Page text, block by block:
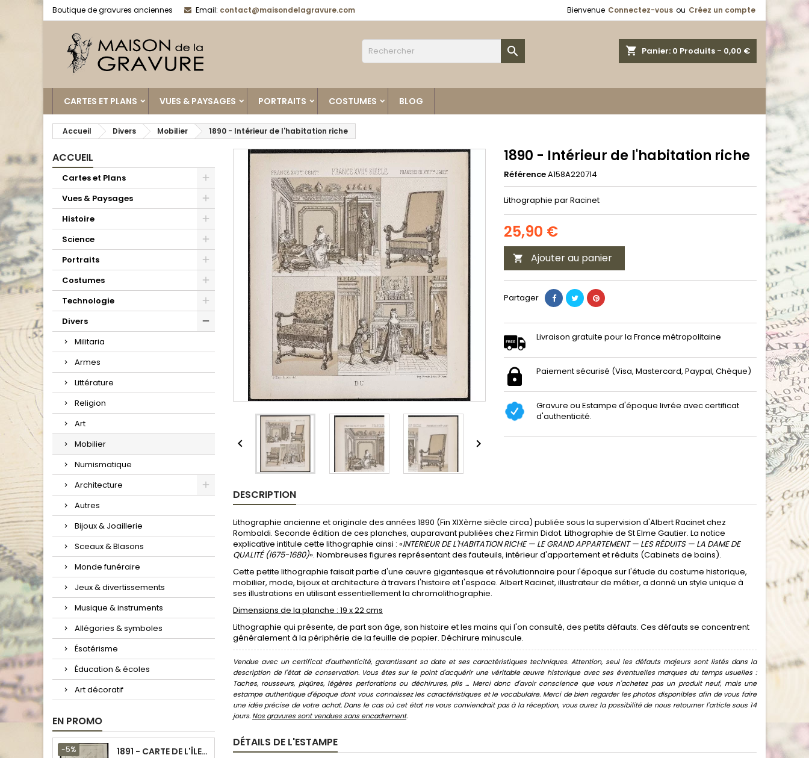
Boutique de gravures anciennes Email: contact@maisondelagravure.com Bienvenue Connectez-vous ou Créez un compte
shopping_cart Panier: 0 Produits - 0,00 €

CARTES ET PLANS VUES & PAYSAGES PORTRAITS COSTUMES BLOG
Accueil Divers Mobilier 1890 - Intérieur de l'habitation riche
ACCUEIL
Cartes et Plans
Vues & Paysages
Histoire
Science
Portraits
Costumes
Technologie
Divers
Militaria
Armes
Littérature
Religion
Art
Mobilier
Numismatique
Architecture
Autres
Bijoux & Joaillerie
Sceaux & Blasons
Monde funéraire
Jeux & divertissements
Musique & instruments
Allégories & symboles
Ésotérisme
Éducation & écoles
Art décoratif
EN PROMO
-5% 1891 - CARTE DE L'ÎLE DE BORNÉO
 
1890 - Intérieur de l'habitation riche
RéférenceA158A220714
Lithographie par Racinet
25,90 €
 Ajouter au panier
Partager
Livraison gratuite pour la France métropolitaine
Paiement sécurisé (Visa, Mastercard, Paypal, Chèque)
Gravure ou Estampe d'époque livrée avec certificat
d'authenticité.
DESCRIPTION
Lithographie ancienne et originale des années 1890 (Fin XIXème siècle circa) publiée sous la supervision d'Albert Racinet chez
Rombaldi. Seconde édition de ces planches, auparavant publiées chez Firmin Didot. Lithographie de St Elme Gautier. La notice
explicative intitule cette lithographie ainsi : «INTERIEUR DE L'HABITATION RICHE — LE GRAND APPARTEMENT — LES RÉDUITS — LA DAME DE
QUALITÉ (l675-1680)». Nombreuses figures représentant des fauteuils, intérieur d'appartement et réduits (Cabinets de bains).
Cette petite lithographie faisait partie d'une œuvre gigantesque et révolutionnaire pour l'époque sur l'étude du costume historique,
mobilier, mode, bijoux et architecture à travers l'histoire et l'espace. Albert Racinet, illustrateur de métier, a donné un style unique à
ses illustrations en utilisant essentiellement la chromolithographie.
Dimensions de la planche : 19 x 22 cms
Lithographie qui présente, de part son âge, son histoire et les mains qui l'on consulté, des petits défauts. Ces défauts se concentrent
généralement à la périphérie de la feuille de papier. Déchirure minuscule.
Vendue avec un certificat d'authenticité, garantissant sa date et ses caractéristiques techniques. Attention, seul les défauts majeurs sont listés dans la
description de l'état de conservation. Vous êtes sur le point d'acquérir une véritable œuvre historique avec ses éventuelles marques du temps usuelles :
Taches, rousseurs, piqûres, légères perforations ou déchirures, plis ... Merci donc d'avoir conscience que vous n'achetez pas un produit neuf, mais une
estampe authentique d'époque dont vous connaissez les caractéristiques et le vocabulaire. Merci de bien regarder les photos disponibles afin de vous faire
une idée précise de votre achat. Dans le cas où cet état ne vous conviendrait pas à la réception, vous aurez la possibilité de nous retourner l'article sous 14
jours. Nos gravures sont vendues sans encadrement.
DÉTAILS DE L'ESTAMPE